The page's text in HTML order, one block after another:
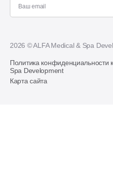
2026 © ALFA Medical & Spa
Политика конфиденциальности
Spa Development
Карта сайта